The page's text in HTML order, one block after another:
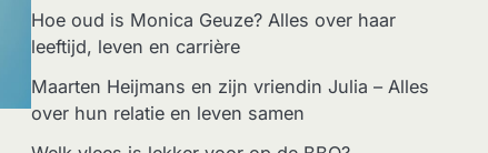
Hoe oud is Monica Geuze? Alles over haar
leeftijd, leven en carrière
Maarten Heijmans en zijn vriendin Julia – Alles
over hun relatie en leven samen